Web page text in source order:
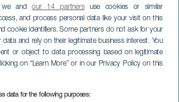
we andour 14 partnersuse cookies or similar
and process personal data like your visit on this
cookie identifiers. Some partners do not ask for your
and rely on their legitimate business interest. You
or object to data processing based on legitimate
on “Learn More” or in our Privacy Policy on this
data for the following purposes: